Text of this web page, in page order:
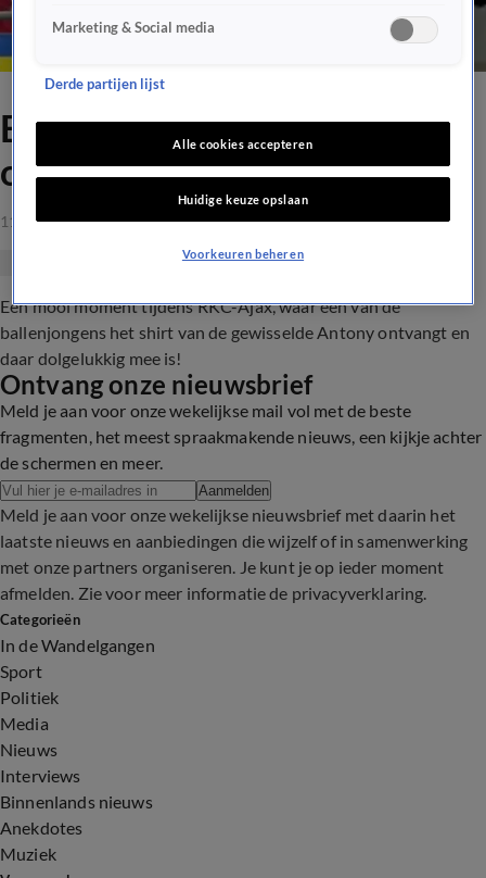
Ballenjongen dolblij na
ontvangen van shirt Antony
11 apr 2021, 20:10
Een mooi moment tijdens RKC-Ajax, waar een van de
ballenjongens het shirt van de gewisselde Antony ontvangt en
daar dolgelukkig mee is!
Ontvang onze nieuwsbrief
Meld je aan voor onze wekelijkse mail vol met de beste
fragmenten, het meest spraakmakende nieuws, een kijkje achter
de schermen en meer.
Aanmelden
Meld je aan voor onze wekelijkse nieuwsbrief met daarin het
laatste nieuws en aanbiedingen die wijzelf of in samenwerking
met onze partners organiseren. Je kunt je op ieder moment
afmelden. Zie voor meer informatie de privacyverklaring.
Categorieën
In de Wandelgangen
Sport
Politiek
Media
Nieuws
Interviews
Binnenlands nieuws
Anekdotes
Muziek
Marketing & Social media
Derde partijen lijst
Alle cookies accepteren
Huidige keuze opslaan
Voorkeuren beheren